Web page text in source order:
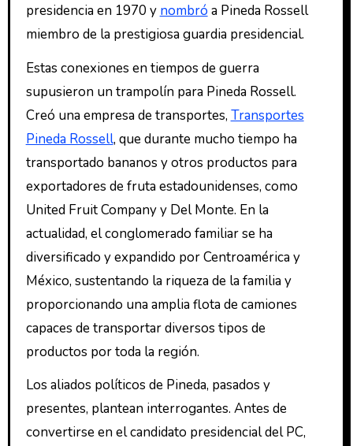
presidencia en 1970 y nombró a Pineda Rossell
miembro de la prestigiosa guardia presidencial.
Estas conexiones en tiempos de guerra
supusieron un trampolín para Pineda Rossell.
Creó una empresa de transportes, Transportes
Pineda Rossell, que durante mucho tiempo ha
transportado bananos y otros productos para
exportadores de fruta estadounidenses, como
United Fruit Company y Del Monte. En la
actualidad, el conglomerado familiar se ha
diversificado y expandido por Centroamérica y
México, sustentando la riqueza de la familia y
proporcionando una amplia flota de camiones
capaces de transportar diversos tipos de
productos por toda la región.
Los aliados políticos de Pineda, pasados y
presentes, plantean interrogantes. Antes de
convertirse en el candidato presidencial del PC,